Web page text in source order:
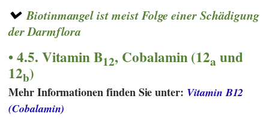
Biotinmangel ist meist Folge einer Schädigung
der Darmflora
4.5. Vitamin B12, Cobalamin (12a und
12b)
Mehr Informationen finden Sie unter: Vitamin B12
(Cobalamin)